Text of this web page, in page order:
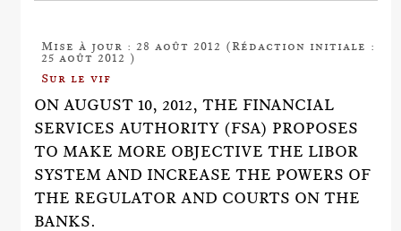
Mise à jour : 28 août 2012 (Rédaction initiale :
25 août 2012 )
Sur le vif
ON AUGUST 10, 2012, THE FINANCIAL
SERVICES AUTHORITY (FSA) PROPOSES
TO MAKE MORE OBJECTIVE THE LIBOR
SYSTEM AND INCREASE THE POWERS OF
THE REGULATOR AND COURTS ON THE
BANKS.